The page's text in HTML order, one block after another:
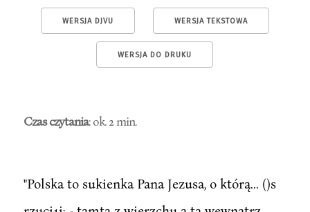
WERSJA DJVU WERSJA TEKSTOWA
WERSJA DO DRUKU
Czas czytania: ok. 2 min.
"Polska to sukienka Pana Jezusa, o którą... ()s